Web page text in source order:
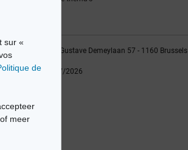
sur «
de
meer
| Avenue Gustave Demeylaan 57 - 1160 Brussels
update: 22/07/2026